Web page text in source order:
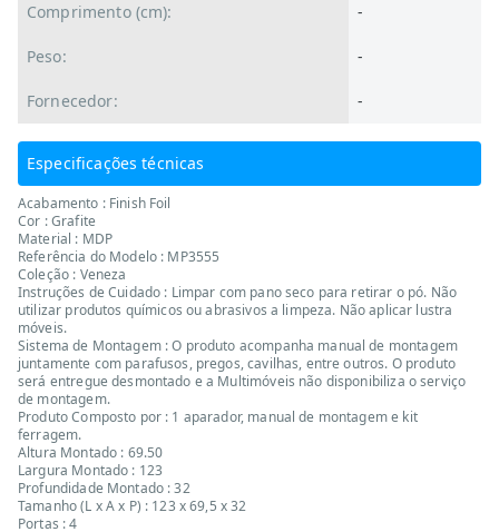
Comprimento (cm): -
Peso: -
Fornecedor: -
Especificações técnicas
Acabamento : Finish Foil
Cor : Grafite
Material : MDP
Referência do Modelo : MP3555
Coleção : Veneza
Instruções de Cuidado : Limpar com pano seco para retirar o pó. Não
utilizar produtos químicos ou abrasivos a limpeza. Não aplicar lustra
móveis.
Sistema de Montagem : O produto acompanha manual de montagem
juntamente com parafusos, pregos, cavilhas, entre outros. O produto
será entregue desmontado e a Multimóveis não disponibiliza o serviço
de montagem.
Produto Composto por : 1 aparador, manual de montagem e kit
ferragem.
Altura Montado : 69.50
Largura Montado : 123
Profundidade Montado : 32
Tamanho (L x A x P) : 123 x 69,5 x 32
Portas : 4